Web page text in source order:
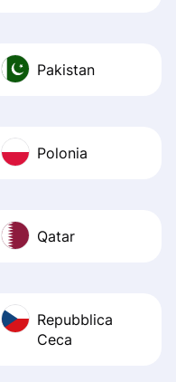
Pakistan
Polonia
Qatar
Repubblica
Ceca